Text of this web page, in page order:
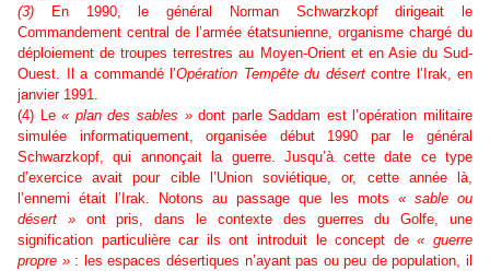
(3)
En 1990, le général Norman Schwarzkopf dirigeait le
Commandement central de l’armée étatsunienne, organisme chargé du
déploiement de troupes terrestres au Moyen-Orient et en Asie du Sud-
Ouest. Il a commandé l’Opération Tempête du désertcontre l’Irak, en
janvier 1991.
(4) Le« plan des sables »dont parle Saddam est l’opération militaire
simulée informatiquement, organisée début 1990 par le général
Schwarzkopf, qui annonçait la guerre. Jusqu’à cette date ce type
d’exercice avait pour cible l’Union soviétique, or, cette année là,
l’ennemi était l’Irak. Notons au passage que les mots « sable ou
désert »ont pris, dans le contexte des guerres du Golfe, une
signification particulière car ils ont introduit le concept de« guerre
propre »: les espaces désertiques n’ayant pas ou peu de population, il